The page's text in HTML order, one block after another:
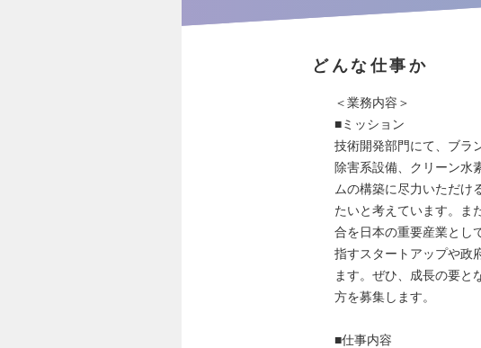
どんな仕事か
＜業務内容＞
■ミッション
技術開発部門にて、ブラ
除害系設備、クリーン水
ムの構築に尽力いただけ
たいと考えています。ま
合を日本の重要産業とし
指すスタートアップや政
ます。ぜひ、成長の要と
方を募集します。
■仕事内容